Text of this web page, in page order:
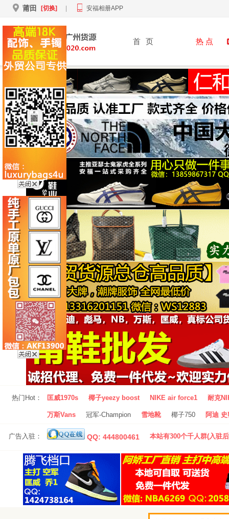
莆田 [切换] 安福相册APP
首 页 热 点
热门Hot： 匡威1970s 椰子yeezy boost NIKE air force1 耐克
万斯Vans 冠军-Champion 雪地靴 椰子750 阿迪
广告入驻： QQ: 444800461 本站有300个千人群(入驻